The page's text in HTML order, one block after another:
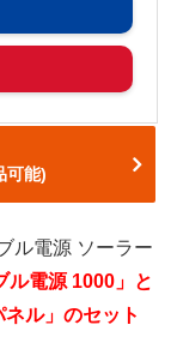
可能)
ル電源 ソーラー
ル電源 1000」と
ル」のセット